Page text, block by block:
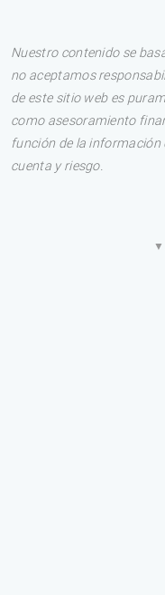
Nuestro contenido se
no aceptamos
de este sitio web es
como asesoramiento
función de la
cuenta y riesgo.
▼